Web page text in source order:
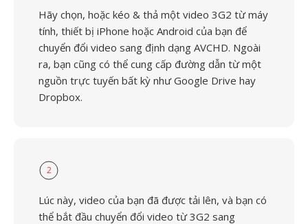
Hãy chọn, hoặc kéo & thả một video 3G2 từ máy
tính, thiết bị iPhone hoặc Android của bạn để
chuyển đổi video sang định dạng AVCHD. Ngoài
ra, bạn cũng có thể cung cấp đường dẫn từ một
nguồn trực tuyến bất kỳ như Google Drive hay
Dropbox.
2
Lúc này, video của bạn đã được tải lên, và bạn có
thể bắt đầu chuyển đổi video từ 3G2 sang